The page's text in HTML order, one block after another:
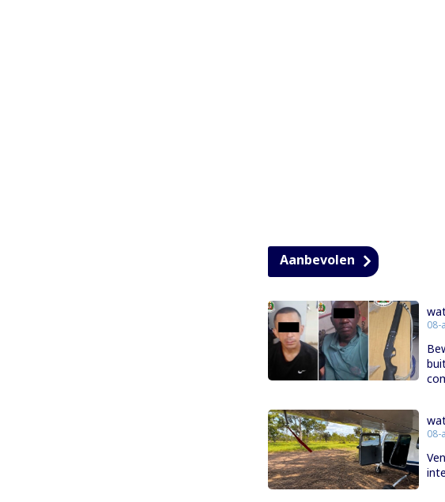
Aanbevolen
08-
08-